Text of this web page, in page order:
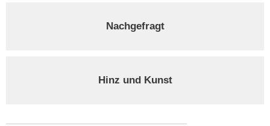
Nachgefragt
Hinz und Kunst